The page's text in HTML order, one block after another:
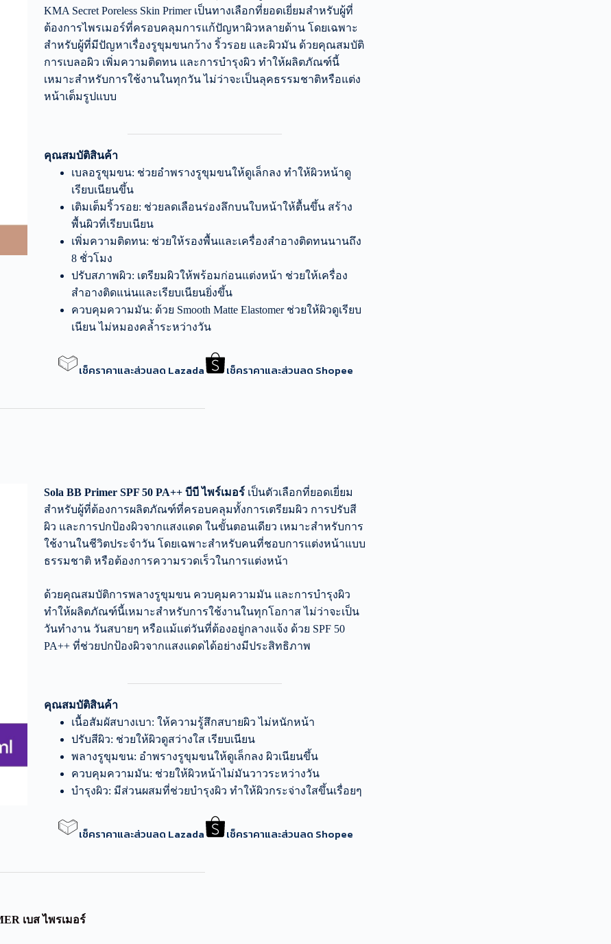
KMA Secret Poreless Skin Primer เป็นทางเลือกที่ยอดเยี่ยมสำหรับผู้ที่
ต้องการไพรเมอร์ที่ครอบคลุมการแก้ปัญหาผิวหลายด้าน โดยเฉพาะ
สำหรับผู้ที่มีปัญหาเรื่องรูขุมขนกว้าง ริ้วรอย และผิวมัน ด้วยคุณสมบัติ
การเบลอผิว เพิ่มความติดทน และการบำรุงผิว ทำให้ผลิตภัณฑ์นี้
เหมาะสำหรับการใช้งานในทุกวัน ไม่ว่าจะเป็นลุคธรรมชาติหรือแต่ง
หน้าเต็มรูปแบบ
คุณสมบัติสินค้า
เบลอรูขุมขน: ช่วยอำพรางรูขุมขนให้ดูเล็กลง ทำให้ผิวหน้าดู
เรียบเนียนขึ้น
เติมเต็มริ้วรอย: ช่วยลดเลือนร่องลึกบนใบหน้าให้ตื้นขึ้น สร้าง
พื้นผิวที่เรียบเนียน
เพิ่มความติดทน: ช่วยให้รองพื้นและเครื่องสำอางติดทนนานถึง
8 ชั่วโมง
ปรับสภาพผิว: เตรียมผิวให้พร้อมก่อนแต่งหน้า ช่วยให้เครื่อง
สำอางติดแน่นและเรียบเนียนยิ่งขึ้น
ควบคุมความมัน: ด้วย Smooth Matte Elastomer ช่วยให้ผิวดูเรียบ
เนียน ไม่หมองคล้ำระหว่างวัน
เช็คราคาและส่วนลด Lazada เช็คราคาและส่วนลด Shopee
Sola BB Primer SPF 50 PA++ บีบี ไพร์เมอร์ เป็นตัวเลือกที่ยอดเยี่ยม
สำหรับผู้ที่ต้องการผลิตภัณฑ์ที่ครอบคลุมทั้งการเตรียมผิว การปรับสี
ผิว และการปกป้องผิวจากแสงแดด ในขั้นตอนเดียว เหมาะสำหรับการ
ใช้งานในชีวิตประจำวัน โดยเฉพาะสำหรับคนที่ชอบการแต่งหน้าแบบ
ธรรมชาติ หรือต้องการความรวดเร็วในการแต่งหน้า
ด้วยคุณสมบัติการพลางรูขุมขน ควบคุมความมัน และการบำรุงผิว
ทำให้ผลิตภัณฑ์นี้เหมาะสำหรับการใช้งานในทุกโอกาส ไม่ว่าจะเป็น
วันทำงาน วันสบายๆ หรือแม้แต่วันที่ต้องอยู่กลางแจ้ง ด้วย SPF 50
PA++ ที่ช่วยปกป้องผิวจากแสงแดดได้อย่างมีประสิทธิภาพ
คุณสมบัติสินค้า
เนื้อสัมผัสบางเบา: ให้ความรู้สึกสบายผิว ไม่หนักหน้า
ปรับสีผิว: ช่วยให้ผิวดูสว่างใส เรียบเนียน
พลางรูขุมขน: อำพรางรูขุมขนให้ดูเล็กลง ผิวเนียนขึ้น
ควบคุมความมัน: ช่วยให้ผิวหน้าไม่มันวาวระหว่างวัน
บำรุงผิว: มีส่วนผสมที่ช่วยบำรุงผิว ทำให้ผิวกระจ่างใสขึ้นเรื่อยๆ
เช็คราคาและส่วนลด Lazada เช็คราคาและส่วนลด Shopee
เบส ไพรเมอร์